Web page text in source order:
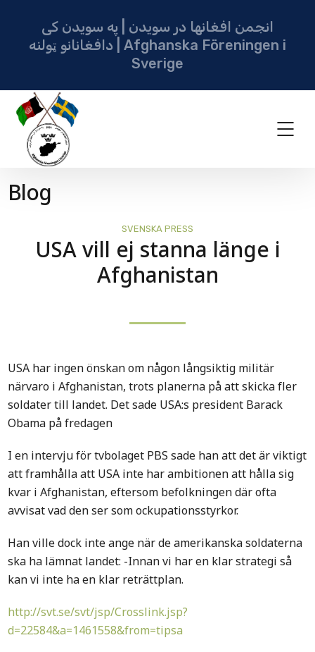
انجمن افغانها در سویدن | په سویدن کی
دافغانانو ټولنه | Afghanska Föreningen i
Sverige
Blog
SVENSKA PRESS
USA vill ej stanna länge i
Afghanistan
USA har ingen önskan om någon långsiktig militär
närvaro i Afghanistan, trots planerna på att skicka fler
soldater till landet. Det sade USA:s president Barack
Obama på fredagen
I en intervju för tvbolaget PBS sade han att det är viktigt
att framhålla att USA inte har ambitionen att hålla sig
kvar i Afghanistan, eftersom befolkningen där ofta
avvisat vad den ser som ockupationsstyrkor.
Han ville dock inte ange när de amerikanska soldaterna
ska ha lämnat landet: -Innan vi har en klar strategi så
kan vi inte ha en klar reträttplan.
http://svt.se/svt/jsp/Crosslink.jsp?
d=22584&a=1461558&from=tipsa